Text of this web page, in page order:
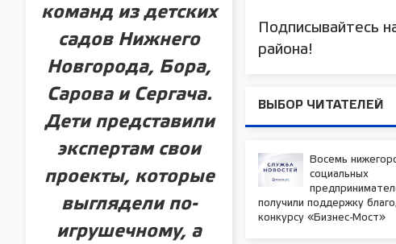
команд из детских
садов Нижнего
Новгорода, Бора,
Сарова и Сергача.
Дети представили
экспертам свои
проекты, которые
выглядели по-
игрушечному, а
Подписывайтесь
района!
ВЫБОР ЧИТАТЕЛЕЙ
Восемь
социальных
получили поддержку
конкурсу «Бизнес-Мост»